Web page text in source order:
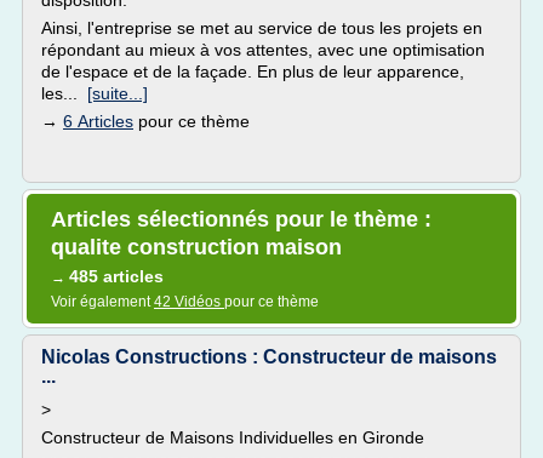
Ainsi, l'entreprise se met au service de tous les projets en
répondant au mieux à vos attentes, avec une optimisation
de l'espace et de la façade. En plus de leur apparence,
les... [suite...]
→ 6 Articles pour ce thème
Articles sélectionnés pour le thème :
qualite construction maison
→ 485 articles
Voir également42 Vidéos pour ce thème
Nicolas Constructions : Constructeur de maisons
...
>
Constructeur de Maisons Individuelles en Gironde